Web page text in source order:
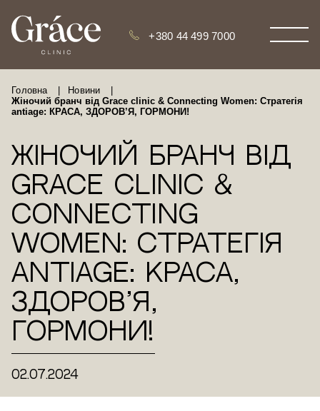
+380 44 499 7000
Головна Новини
Жіночий бранч від Grace clinic & Connecting Women: Стратегія
antiage: КРАСА, ЗДОРОВ’Я, ГОРМОНИ!
Жіночий бранч від
Grace clinic &
Connecting
Women: Стратегія
antiage: КРАСА,
ЗДОРОВ’Я,
ГОРМОНИ!
02.07.2024